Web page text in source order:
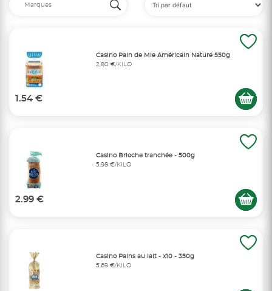
Casino Pain de Mie Américain Nature 550g
2,80 €/KILO
1.54 €
Casino Brioche tranchée - 500g
5,98 €/KILO
2.99 €
Casino Pains au lait - x10 - 350g
5,69 €/KILO